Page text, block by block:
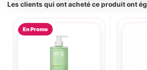
Les clients qui ont acheté ce produit ont
En Promo